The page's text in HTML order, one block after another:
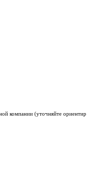
компании (уточняйте ориентир